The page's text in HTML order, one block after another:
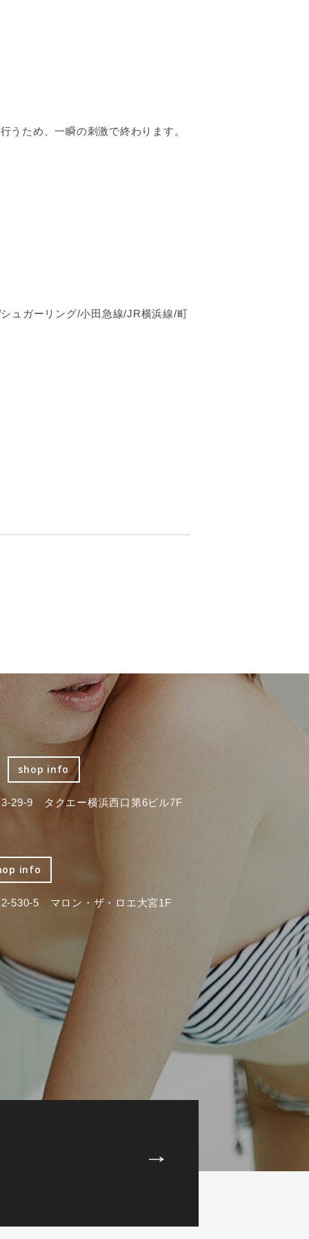
ため、一瞬の刺激で終わります。
ュガーリング/小田急線/JR横浜線/町
shop info
29-9 タクエー横浜西口第6ビル7F
info
530-5 マロン・ザ・ロエ大宮1F